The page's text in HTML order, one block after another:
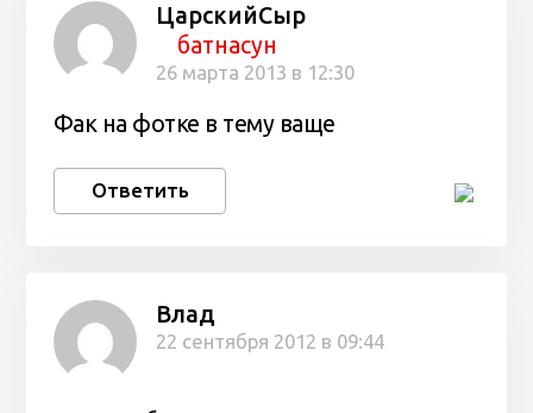
ЦарскийСыр
батнасун
26 марта 2013 в 12:30
Фак на фотке в тему ваще
Ответить
Влад
22 сентября 2012 в 09:44